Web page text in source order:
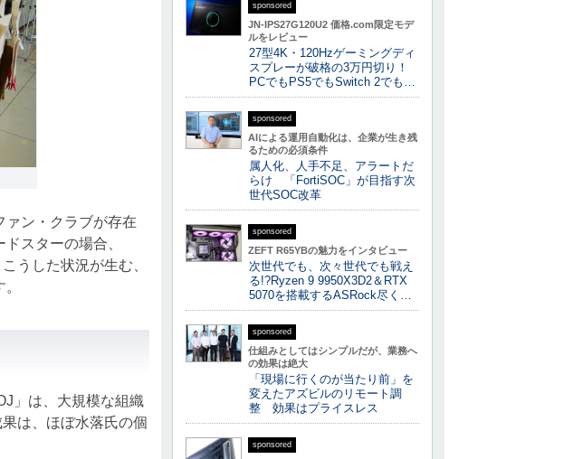
ン・クラブが存在
スターの場合、
うした状況が生む、
」は、大規模な組織
は、ほぼ水落氏の個
sponsored
JN-IPS27G120U2 価格.com限定モデ
ルをレビュー
27型4K・120Hzゲーミングディ
スプレーが破格の3万円切り！
PCでもPS5でもSwitch 2でも…
sponsored
AIによる運用自動化は、企業が生き残
るための必須条件
属人化、人手不足、アラートだ
らけ 「FortiSOC」が目指す次
世代SOC改革
sponsored
ZEFT R65YBの魅力をインタビュー
次世代でも、次々世代でも戦え
る!?Ryzen 9 9950X3D2＆RTX
5070を搭載するASRock尽く…
sponsored
仕組みとしてはシンプルだが、業務へ
の効果は絶大
「現場に行くのが当たり前」を
変えたアズビルのリモート調
整 効果はプライスレス
sponsored